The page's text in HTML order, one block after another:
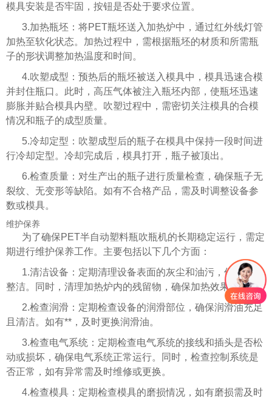
模具安装是否牢固，按钮是否处于要求位置。
3.加热瓶坯：将PET瓶坯送入加热炉中，通过红外线灯管
加热至软化状态。加热过程中，需根据瓶坯的材质和所需瓶
子的形状调整加热温度和时间。
4.吹塑成型：预热后的瓶坯被送入模具中，模具迅速合模
并封住瓶口。此时，高压气体被注入瓶坯内部，使瓶坯迅速
膨胀并贴合模具内壁。吹塑过程中，需密切关注模具的合模
情况和瓶子的成型质量。
5.冷却定型：吹塑成型后的瓶子在模具中保持一段时间进
行冷却定型。冷却完成后，模具打开，瓶子被顶出。
6.检查质量：对生产出的瓶子进行质量检查，确保瓶子无
裂纹、无变形等缺陷。如有不合格产品，需及时调整设备参
数或模具。
维护保养
为了确保PET半自动塑料瓶吹瓶机的长期稳定运行，需定
期进行维护保养工作。主要包括以下几个方面：
1.清洁设备：定期清理设备表面的灰尘和油污，保持设备
整洁。同时，清理加热炉内的残留物，确保加热效果。
2.检查润滑：定期检查设备的润滑部位，确保润滑油充足
且清洁。如有**，及时更换润滑油。
3.检查电气系统：定期检查电气系统的接线和插头是否松
动或损坏，确保电气系统正常运行。同时，检查控制系统是
否正常，如有异常需及时维修或更换。
4.检查模具：定期检查模具的磨损情况，如有磨损需及时